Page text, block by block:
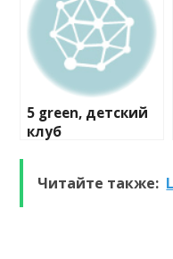
5 green, детский
клуб
Читайте также: